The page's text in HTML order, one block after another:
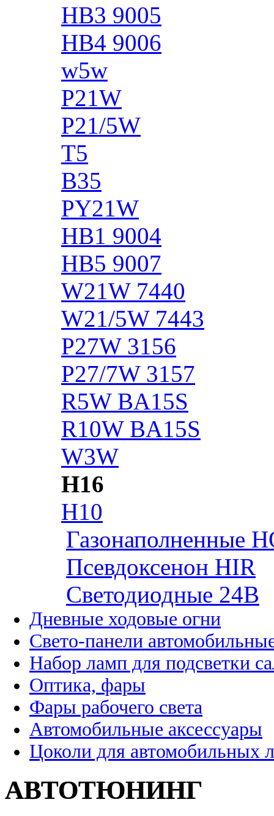
HB3 9005
HB4 9006
w5w
P21W
P21/5W
T5
B35
PY21W
HB1 9004
HB5 9007
W21W 7440
W21/5W 7443
P27W 3156
P27/7W 3157
R5W BA15S
R10W BA15S
W3W
H16
H10
Газонаполненные
Псевдоксенон HIR
Cветодиодные 24B
Дневные ходовые огни
Свето-панели
Набор ламп для подсветки
Оптика, фары
Фары рабочего света
Автомобильные аксессуары
Цоколи для автомобильных
АВТОТЮНИНГ